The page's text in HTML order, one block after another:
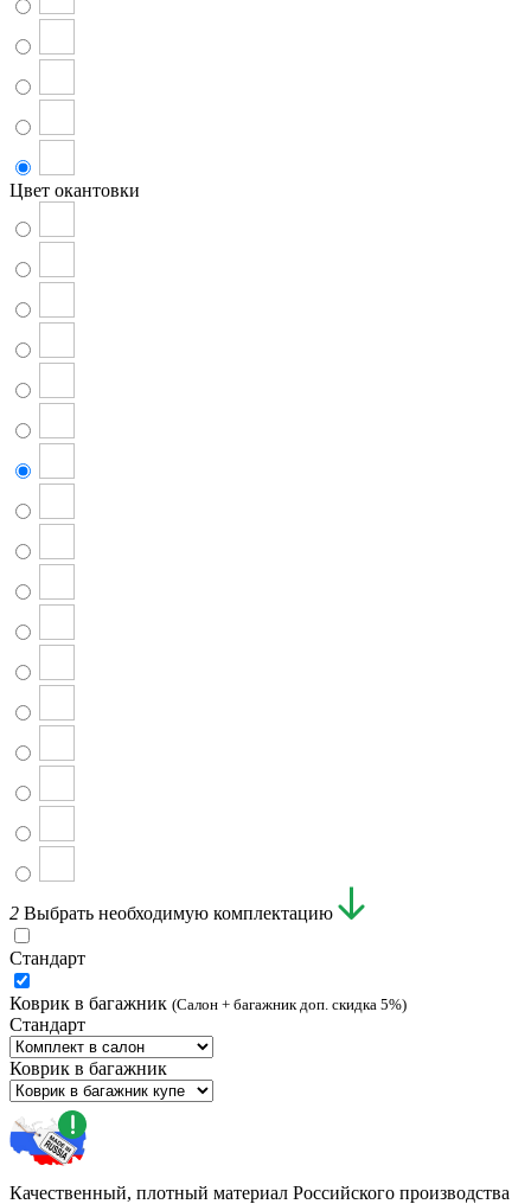
Цвет окантовки
2 Выбрать необходимую комплектацию
Стандарт
Коврик в багажник (Салон + багажник доп. скидка 5%)
Стандарт
Коврик в багажник
Качественный, плотный материал Российского производства